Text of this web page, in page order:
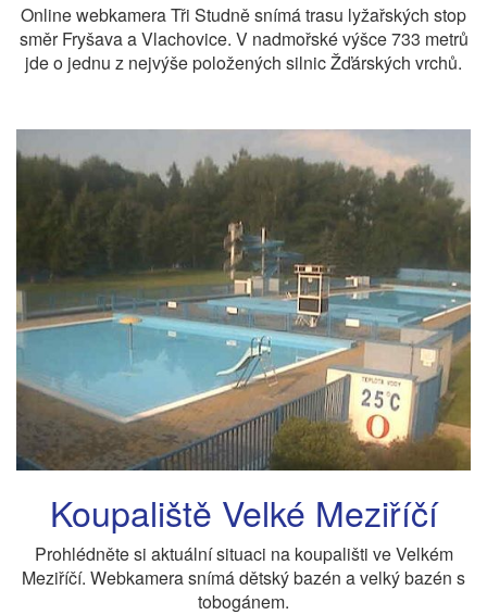
Online webkamera Tři Studně snímá trasu lyžařských stop
směr Fryšava a Vlachovice. V nadmořské výšce 733 metrů
jde o jednu z nejvýše položených silnic Žďárských vrchů.
Koupaliště Velké Meziříčí
Prohlédněte si aktuální situaci na koupališti ve Velkém
Meziříčí. Webkamera snímá dětský bazén a velký bazén s
tobogánem.